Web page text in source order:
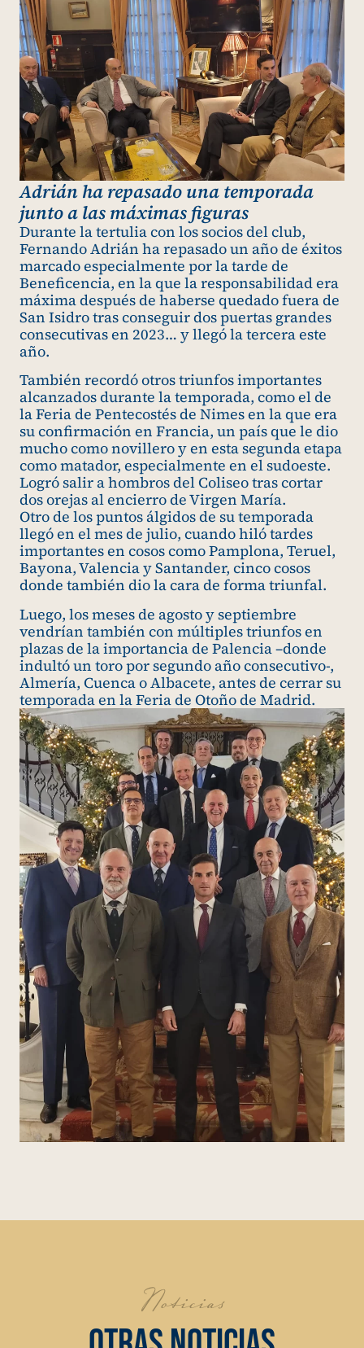
Adrián ha repasado una temporada
junto a las máximas figuras
Durante la tertulia con los socios del club,
Fernando Adrián ha repasado un año de éxitos
marcado especialmente por la tarde de
Beneficencia, en la que la responsabilidad era
máxima después de haberse quedado fuera de
San Isidro tras conseguir dos puertas grandes
consecutivas en 2023… y llegó la tercera este
año.
También recordó otros triunfos importantes
alcanzados durante la temporada, como el de
la Feria de Pentecostés de Nimes en la que era
su confirmación en Francia, un país que le dio
mucho como novillero y en esta segunda etapa
como matador, especialmente en el sudoeste.
Logró salir a hombros del Coliseo tras cortar
dos orejas al encierro de Virgen María.
Otro de los puntos álgidos de su temporada
llegó en el mes de julio, cuando hiló tardes
importantes en cosos como Pamplona, Teruel,
Bayona, Valencia y Santander, cinco cosos
donde también dio la cara de forma triunfal.
Luego, los meses de agosto y septiembre
vendrían también con múltiples triunfos en
plazas de la importancia de Palencia –donde
indultó un toro por segundo año consecutivo-,
Almería, Cuenca o Albacete, antes de cerrar su
temporada en la Feria de Otoño de Madrid.
Noticias